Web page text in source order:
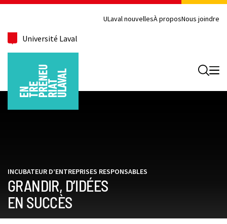
ULaval nouvellesÀ proposNous joindre
Université Laval
INCUBATEUR D’ENTREPRISES RESPONSABLES
GRANDIR, D’IDÉES
EN SUCCÈS